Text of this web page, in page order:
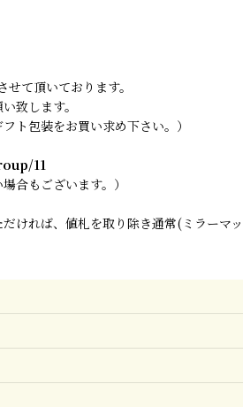
て頂いております。
致します。
ト包装をお買い求め下さい。）
11
合もございます。）
ければ、値札を取り除き通常(ミラーマ